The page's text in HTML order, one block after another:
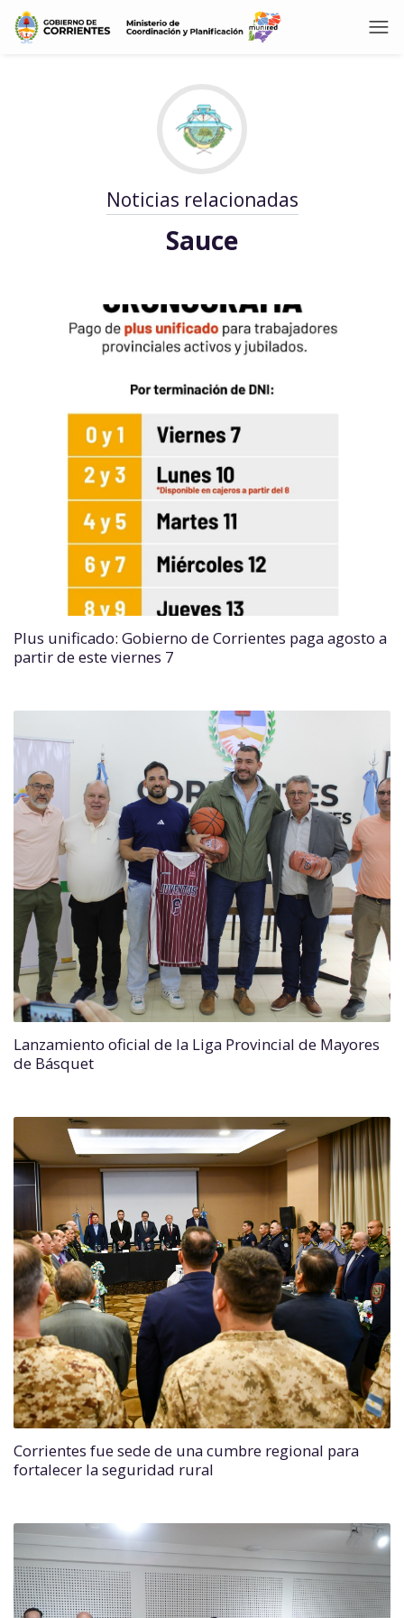
Noticias relacionadas
Sauce
Plus unificado: Gobierno de Corrientes paga agosto a
partir de este viernes 7
Lanzamiento oficial de la Liga Provincial de Mayores
de Básquet
Corrientes fue sede de una cumbre regional para
fortalecer la seguridad rural